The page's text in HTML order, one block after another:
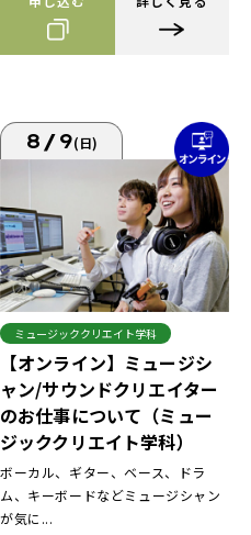
8/9(日)
ミュージッククリエイト学科
【オンライン】ミュージシ
ャン/サウンドクリエイター
のお仕事について（ミュー
ジッククリエイト学科）
ボーカル、ギター、ベース、ドラ
ム、キーボードなどミュージシャン
が気に...